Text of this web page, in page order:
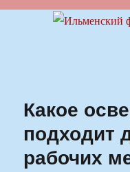
Ильменский
Какое
подходит
рабочих